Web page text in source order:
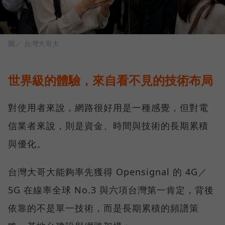
圖／ 台灣大哥大
世界級的體驗，來自看不見的技術布局
對使用者來說，網路很好用是一種感覺，但對電
信業者來說，則是資金、時間與技術的長期累積
與優化。
台灣大哥大能夠率先獲得 Opensignal 的 4G／
5G 在線率全球 No.3 與六項台灣第一肯定，背後
依靠的不是單一技術，而是長期累積的頻譜策